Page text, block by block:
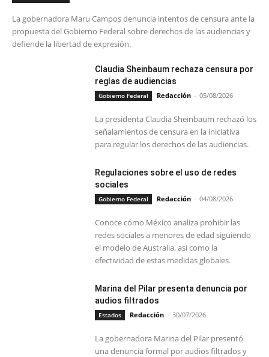
La gobernadora Maru Campos denuncia intentos de censura ante la
propuesta del Gobierno Federal sobre derechos de las audiencias y
defiende la libertad de expresión.
Claudia Sheinbaum rechaza censura por
reglas de audiencias
Gobierno Federal Redacción - 05/08/2026
La presidenta Claudia Sheinbaum rechazó los
señalamientos de censura en la iniciativa
para regular los derechos de las audiencias.
Regulaciones sobre el uso de redes
sociales
Gobierno Federal Redacción - 04/08/2026
Conoce cómo México analiza prohibir las
redes sociales a menores de edad siguiendo
el modelo de Australia, así como la
efectividad de estas medidas globales.
Marina del Pilar presenta denuncia por
audios filtrados
Estados Redacción - 30/07/2026
La gobernadora Marina del Pilar presentó
una denuncia formal por audios filtrados y